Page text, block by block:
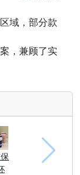
域，部分款
，兼顾了实